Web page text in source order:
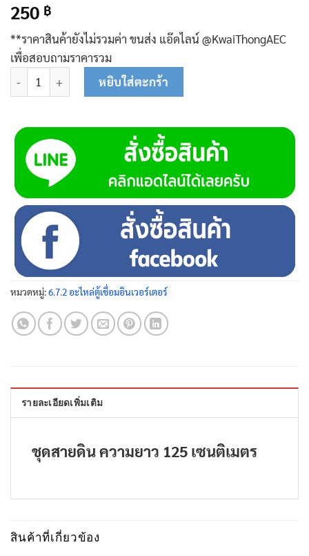
250 ฿
**ราคาสินค้ายังไม่รวมค่า ขนส่ง แอ๊ดไลน์ @KwaiThongAEC
เพื่อสอบถามราคารวม
จำนวน ชุดสายดิน 57-0400 ชิ้น
หยิบใส่ตะกร้า
หมวดหมู่:6.7.2 อะไหล่ตู้เชื่อมอินเวอร์เตอร์
รายละเอียดเพิ่มเติม
ชุดสายดิน ความยาว 125 เซนติเมตร
สินค้าที่เกี่ยวข้อง